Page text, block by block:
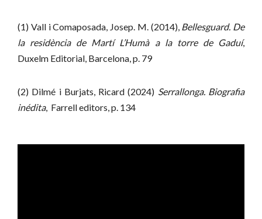
(1) Vall i Comaposada, Josep. M. (2014), Bellesguard. De
la residència de Martí L’Humà a la torre de Gaduí,
Duxelm Editorial, Barcelona, p. 79
(2) Dilmé i Burjats, Ricard (2024) Serrallonga. Biografia
inédita, Farrell editors, p. 134